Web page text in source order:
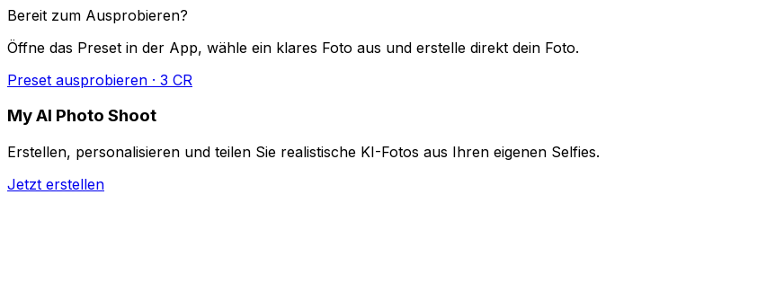
Bereit zum Ausprobieren?
Öffne das Preset in der App, wähle ein klares Foto aus und erstelle direkt dein Foto.
Preset ausprobieren · 3 CR
My AI Photo Shoot
Erstellen, personalisieren und teilen Sie realistische KI-Fotos aus Ihren eigenen Selfies.
Jetzt erstellen